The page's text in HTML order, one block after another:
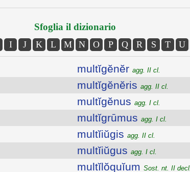
Sfoglia il dizionario
I J K L M N O P Q R S T U
multĭgĕnĕr agg. II cl.
multĭgĕnĕris agg. II cl.
multĭgĕnus agg. I cl.
multĭgrūmus agg. I cl.
multĭiŭgis agg. II cl.
multĭiŭgus agg. I cl.
multĭlŏquĭum Sost. nt. II decl.